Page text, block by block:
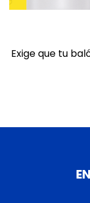
Exige que tu